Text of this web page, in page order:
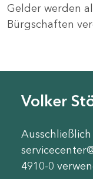
Gelder werden
Bürgschaften
Volker
4910-0